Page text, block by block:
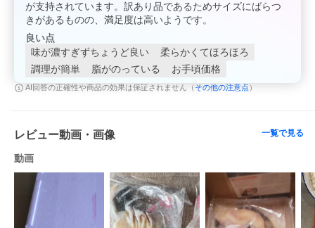
が支持されています。訳あり品であるためサイズにばらつ
きがあるものの、満足度は高いようです。
良い点
味が濃すぎずちょうど良い
柔らかくてほろほろ
調理が簡単
脂がのっている お手頃価格
AI回答の正確性や商品の効果は保証されません（ その他の注意点 ）
レビュー動画・画像 一覧で見る
動画